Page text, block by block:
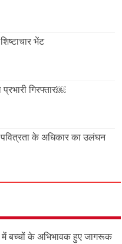
भेंट
प्रभारी गिरफ्तार￼
पवित्रता के अधिकार का उलंघन
में बच्चों के अभिभावक हुए जागरूक